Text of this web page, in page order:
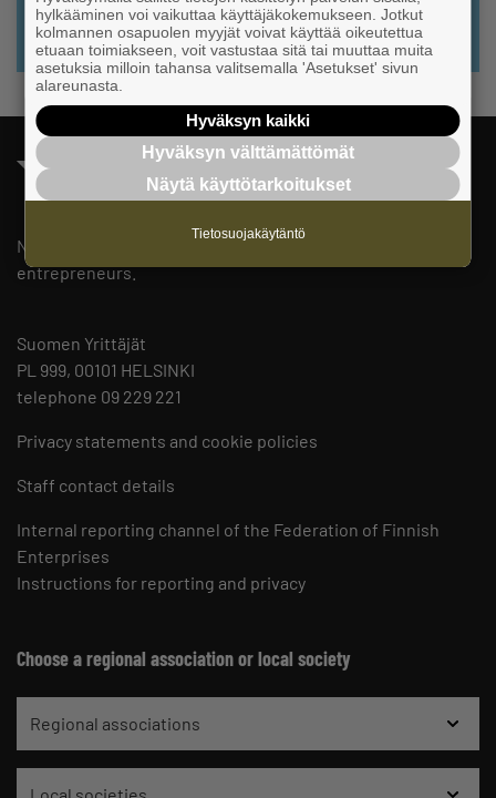
National, regional and local advocacy for small and medium
entrepreneurs.
Suomen Yrittäjät
PL 999, 00101 HELSINKI
telephone 09 229 221
Privacy statements and cookie policies
Staff contact details
Internal reporting channel of the Federation of Finnish
Enterprises
Instructions for reporting and privacy
Choose a regional association or local society
Regional associations
hylkääminen voi vaikuttaa käyttäjäkokemukseen. Jotkut
kolmannen osapuolen myyjät voivat käyttää oikeutettua
etuaan toimiakseen, voit vastustaa sitä tai muuttaa muita
asetuksia milloin tahansa valitsemalla 'Asetukset' sivun
alareunasta.
Hyväksyn kaikki
Hyväksyn välttämättömät
Näytä käyttötarkoitukset
Tietosuojakäytäntö